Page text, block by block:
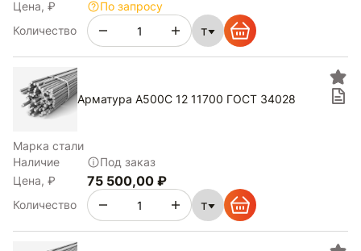
Цена, ₽
По запросу
Количество
т
Арматура А500С 12 11700 ГОСТ 34028
Марка стали
Наличие
Под заказ
Цена, ₽
75 500,00 ₽
Количество т